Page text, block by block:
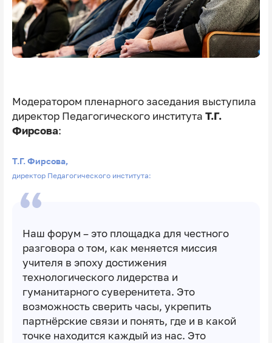
Модератором пленарного заседания выступила
директор Педагогического института Т.Г.
Фирсова:
Т.Г. Фирсова,
директор Педагогического института:
Наш форум – это площадка для честного
разговора о том, как меняется миссия
учителя в эпоху достижения
технологического лидерства и
гуманитарного суверенитета. Это
возможность сверить часы, укрепить
партнёрские связи и понять, где и в какой
точке находится каждый из нас. Это